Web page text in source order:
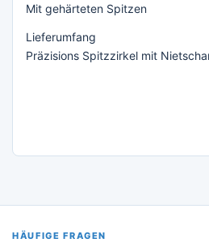
Mit gehärteten Spitzen
Lieferumfang
Präzisions Spitzzirkel mit
HÄUFIGE FRAGEN